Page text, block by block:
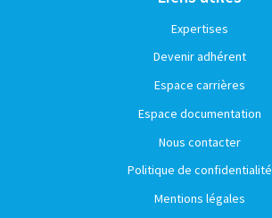
Expertises
Devenir adhérent
Espace carrières
Espace documentation
Nous contacter
Politique de confidentialité
Mentions légales